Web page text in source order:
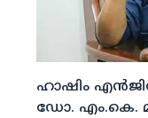
ഹാഷിം
ഡോ. എം.കെ.